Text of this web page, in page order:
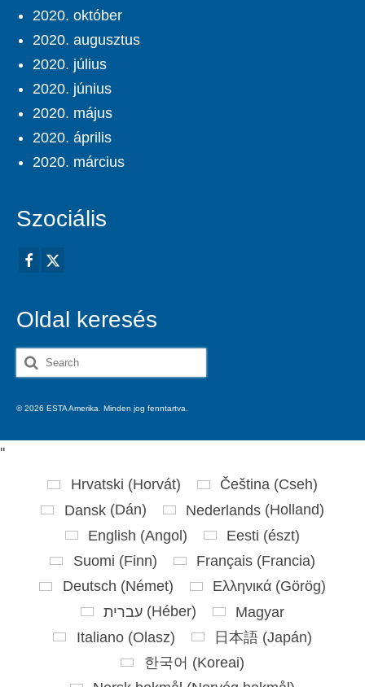
2020. október
2020. augusztus
2020. július
2020. június
2020. május
2020. április
2020. március
Szociális
Oldal keresés
Search
© 2026 ESTA Amerika. Minden jog fenntartva.
''
Hrvatski (Horvát) Čeština(Cseh)
Dansk(Dán) Nederlands(Holland)
English (Angol) Eesti (észt)
Suomi (Finn) Français(Francia)
Deutsch (Német) Ελληνικά(Görög)
עברית (Héber)
Magyar
Italiano(Olasz) 日本語(Japán)
한국어 (Koreai)